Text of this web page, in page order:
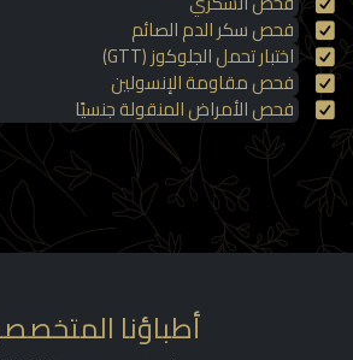
فحص سكر الدم الصائم
اختبار تحمل الجلوكوز (GTT)
فحص مقاومة الإنسولين
فحص الأمراض المنقولة جنسيًا
أطباؤنا المتخصصون